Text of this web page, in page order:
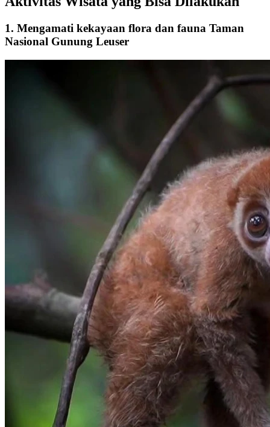
1. Mengamati kekayaan flora dan fauna Taman
Nasional Gunung Leuser